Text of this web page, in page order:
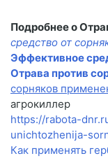
Подробнее о
средство от
Эффективное
Отрава против
сорняков
агрокиллер
https://rabota-
unichtozhenija-
Как применять